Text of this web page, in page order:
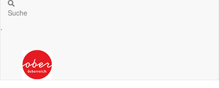
Suche
.